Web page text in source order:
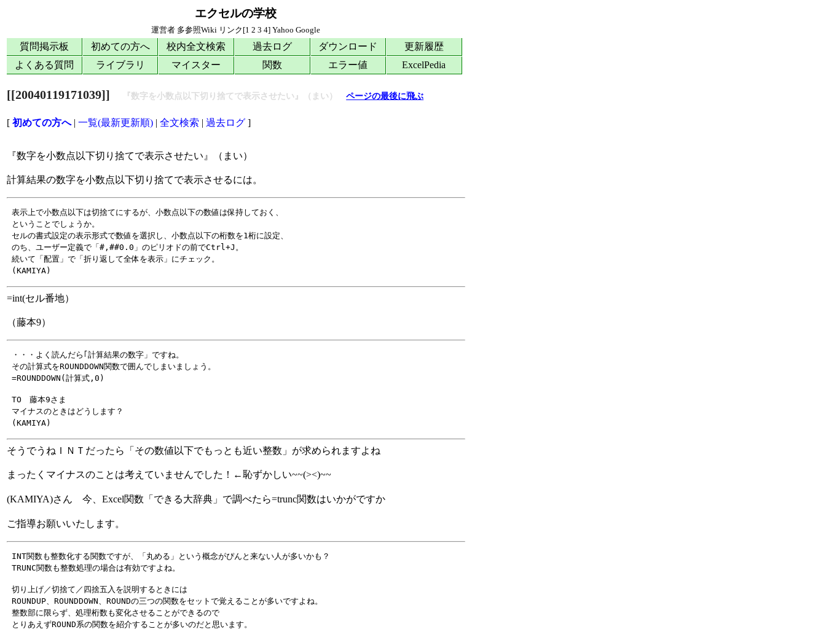
エクセルの学校
運営者 多参照Wiki リンク[1 2 3 4]Yahoo Google
質問掲示板 初めての方へ 校内全文検索 過去ログ ダウンロード
更新履歴
よくある質問
ライブラリ マイスター 関数 エラー値 ExcelPedia
[[20040119171039]] 『数字を小数点以下切り捨てで表示させたい』（まい）ページの最後に飛ぶ
[初めての方へ|一覧(最新更新順) |全文検索 |過去ログ ]
『数字を小数点以下切り捨てで表示させたい』（まい）
計算結果の数字を小数点以下切り捨てで表示させるには。
表示上で小数点以下は切捨てにするが、小数点以下の数値は保持しておく、
ということでしょうか。
セルの書式設定の表示形式で数値を選択し、小数点以下の桁数を1桁に設定、
のち、ユーザー定義で「#,##0.0」のピリオドの前でCtrl+J。
続いて「配置」で「折り返して全体を表示」にチェック。
=int(セル番地）
（藤本9）
・・・よく読んだら｢計算結果の数字」ですね。
その計算式をROUNDDOWN関数で囲んでしまいましょう。
TO　藤本9さま
マイナスのときはどうします？
そうでうねＩＮＴだったら「その数値以下でもっとも近い整数」が求められますよね
まったくマイナスのことは考えていませんでした！←恥ずかしい~~(><)~~
(KAMIYA)さん 今、Excel関数「できる大辞典」で調べたら=trunc関数はいかがですか
ご指導お願いいたします。
INT関数も整数化する関数ですが、「丸める」という概念がぴんと来ない人が多いかも？
切り上げ／切捨て／四捨五入を説明するときには
ROUNDUP、ROUNDDOWN、ROUNDの三つの関数をセットで覚えることが多いですよね。
整数部に限らず、処理桁数も変化させることができるので